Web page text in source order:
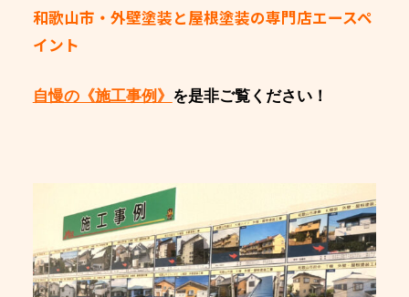
和歌山市・外壁塗装と屋根塗装の専門店エースペ
イント
自慢の《施工事例》 を是非ご覧ください！